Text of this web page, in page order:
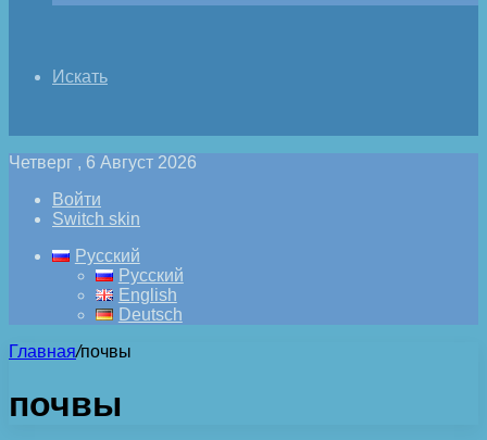
Искать
Четверг , 6 Август 2026
Войти
Switch skin
Русский
Русский
English
Deutsch
Главная/почвы
почвы